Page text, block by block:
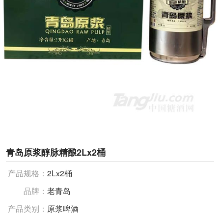
青岛原浆醇脉精酿2Lx2桶
产品规格： 2Lx2桶
品牌： 老青岛
产品类别： 原浆啤酒